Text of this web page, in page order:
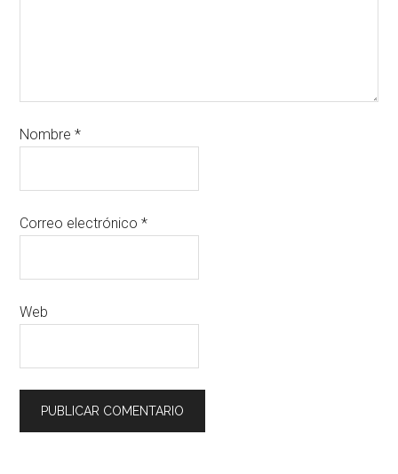
Nombre*
Correo electrónico*
Web